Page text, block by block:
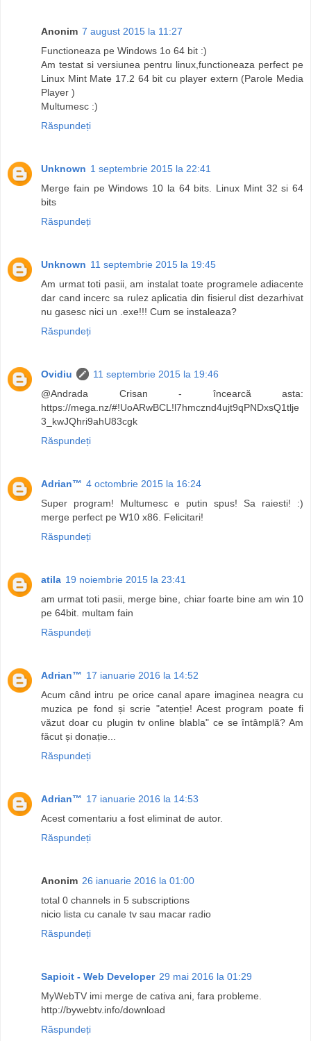
Anonim 7 august 2015 la 11:27
Functioneaza pe Windows 1o 64 bit :)
Am testat si versiunea pentru linux,functioneaza perfect pe
Linux Mint Mate 17.2 64 bit cu player extern (Parole Media
Player )
Multumesc :)
Răspundeți
Unknown 1 septembrie 2015 la 22:41
Merge fain pe Windows 10 la 64 bits. Linux Mint 32 si 64
bits
Răspundeți
Unknown 11 septembrie 2015 la 19:45
Am urmat toti pasii, am instalat toate programele adiacente
dar cand incerc sa rulez aplicatia din fisierul dist dezarhivat
nu gasesc nici un .exe!!! Cum se instaleaza?
Răspundeți
Ovidiu
11 septembrie 2015 la 19:46
@Andrada Crisan - încearcă asta:
https://mega.nz/#!UoARwBCL!l7hmcznd4ujt9qPNDxsQ1tlje
3_kwJQhri9ahU83cgk
Răspundeți
Adrian™ 4 octombrie 2015 la 16:24
Super program! Multumesc e putin spus! Sa raiesti! :)
merge perfect pe W10 x86. Felicitari!
Răspundeți
atila 19 noiembrie 2015 la 23:41
am urmat toti pasii, merge bine, chiar foarte bine am win 10
pe 64bit. multam fain
Răspundeți
Adrian™ 17 ianuarie 2016 la 14:52
Acum când intru pe orice canal apare imaginea neagra cu
muzica pe fond și scrie "atenție! Acest program poate fi
văzut doar cu plugin tv online blabla" ce se întâmplă? Am
făcut și donație...
Răspundeți
Adrian™ 17 ianuarie 2016 la 14:53
Acest comentariu a fost eliminat de autor.
Răspundeți
Anonim 26 ianuarie 2016 la 01:00
total 0 channels in 5 subscriptions
nicio lista cu canale tv sau macar radio
Răspundeți
Sapioit - Web Developer 29 mai 2016 la 01:29
MyWebTV imi merge de cativa ani, fara probleme.
http://bywebtv.info/download
Răspundeți